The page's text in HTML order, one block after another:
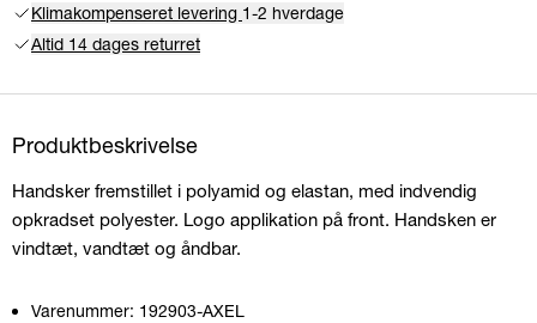
Klimakompenseret levering 1-2 hverdage
Altid 14 dages returret
Produktbeskrivelse
Handsker fremstillet i polyamid og elastan, med indvendig
opkradset polyester. Logo applikation på front. Handsken er
vindtæt, vandtæt og åndbar.
Varenummer: 192903-AXEL